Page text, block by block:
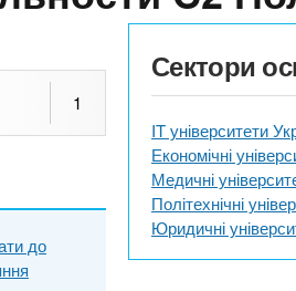
1
до
Сектори
IT університети
Економічні
Медичні
Політехнічні
Юридичні